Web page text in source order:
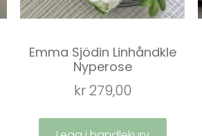
Emma Sjödin Linhåndkle
Nyperose
kr279,00